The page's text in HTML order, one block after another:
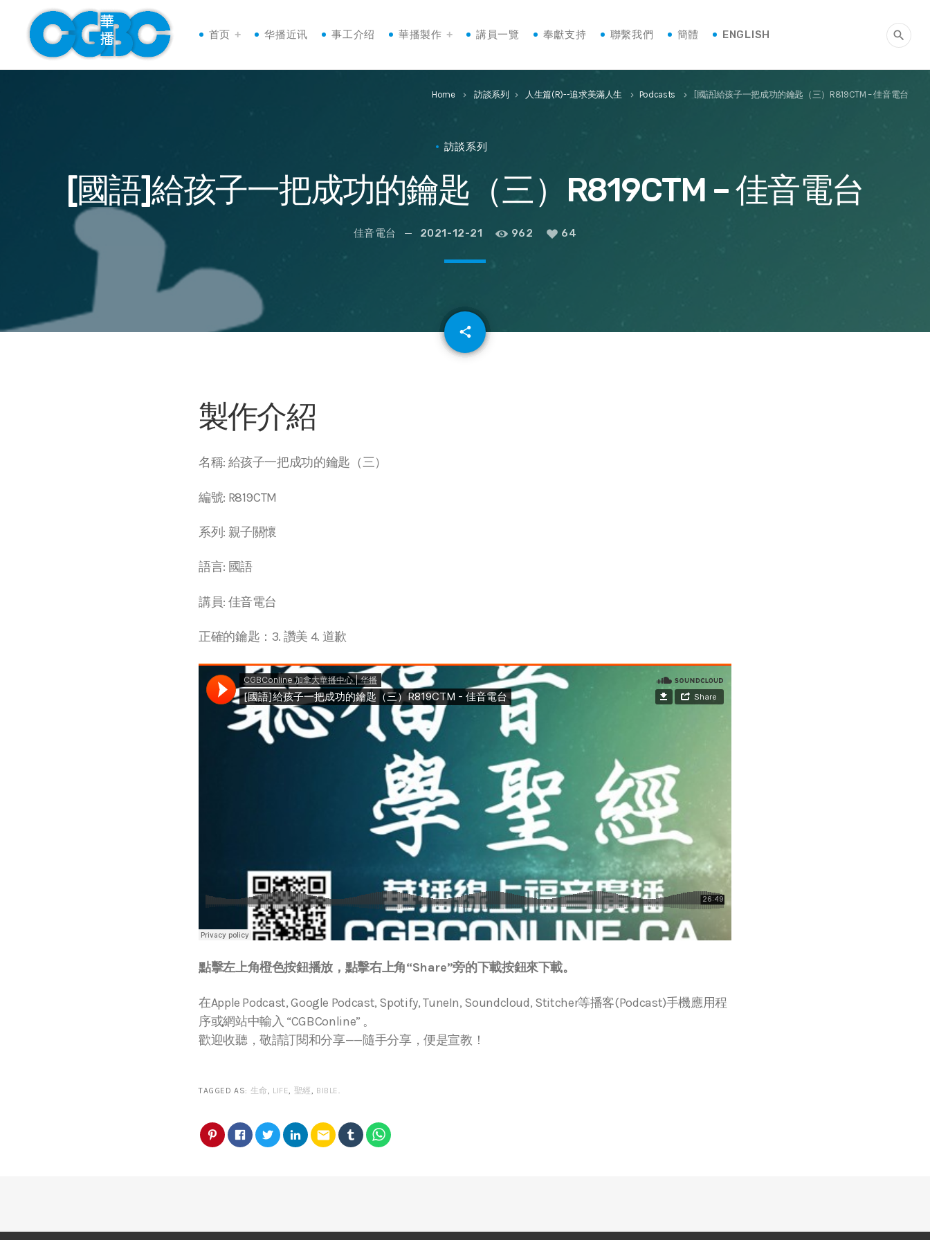
首页 华播近讯 事工介绍 華播製作 講員一覽 奉獻支持 聯繫我們 簡體 ENGLISH search
Home keyboard_arrow_right 訪談系列 keyboard_arrow_right 人生篇(R)--追求美滿人生 keyboard_arrow_right Podcasts keyboard_arrow_right [國語]給孩子一把成功的鑰匙（三）R819CTM – 佳音電台
訪談系列
[國語]給孩子一把成功的鑰匙（三）R819CTM – 佳音電台
佳音電台 2021-12-21 962 64
share
email
製作介紹
名稱: 給孩子一把成功的鑰匙（三）
編號: R819CTM
系列: 親子關懷
語言: 國語
講員: 佳音電台
正確的鑰匙：3. 讚美 4. 道歉
點擊左上角橙色按鈕播放，點擊右上角“Share”旁的下載按鈕來下載。
在Apple Podcast, Google Podcast, Spotify, TuneIn, Soundcloud, Stitcher等播客(Podcast)手機應用程
序或網站中輸入 “CGBConline” 。
歡迎收聽，敬請訂閱和分享——隨手分享，便是宣教！
TAGGED AS: 生命 LIFE 聖經 BIBLE
email